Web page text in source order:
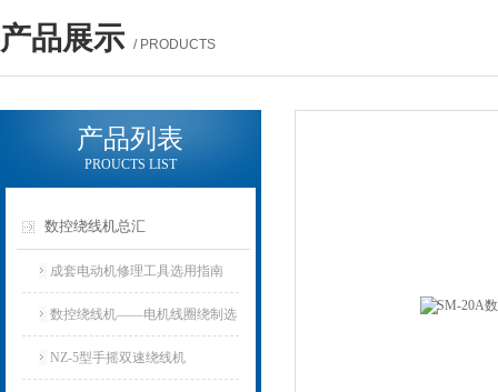
产品展示 / PRODUCTS
产品列表
PROUCTS LIST
数控绕线机总汇
成套电动机修理工具选用指南
数控绕线机——电机线圈绕制选
用指南
NZ-5型手摇双速绕线机